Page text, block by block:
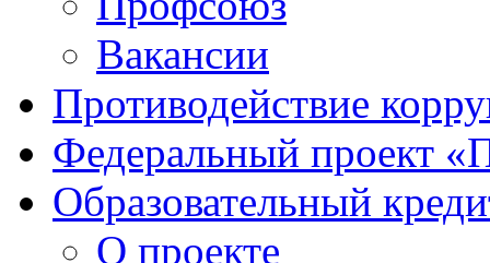
Вакансии
Противодействие
Федеральный проект
Образовательный
О проекте